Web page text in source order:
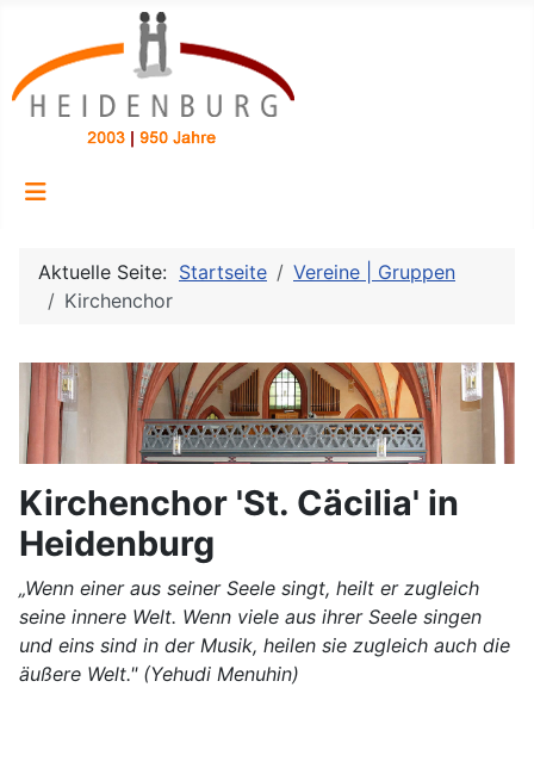
Aktuelle Seite: Startseite
Vereine | Gruppen
Kirchenchor
Kirchenchor 'St. Cäcilia' in
Heidenburg
„Wenn einer aus seiner Seele singt, heilt er zugleich
seine innere Welt. Wenn viele aus ihrer Seele singen
und eins sind in der Musik, heilen sie zugleich auch die
äußere Welt."(Yehudi Menuhin)